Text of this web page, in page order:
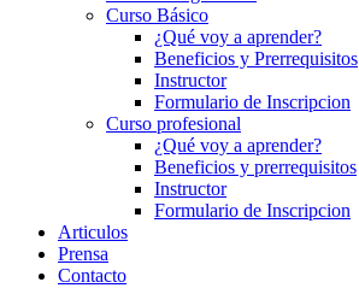
Curso Básico
¿Qué voy a aprender?
Beneficios y Prerrequisitos
Instructor
Formulario de Inscripcion
Curso profesional
¿Qué voy a aprender?
Beneficios y prerrequisitos
Instructor
Formulario de Inscripcion
Articulos
Prensa
Contacto